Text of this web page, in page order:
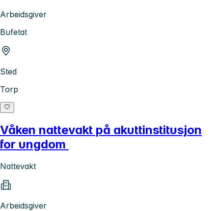
Arbeidsgiver
Bufetat
Sted
Torp
Våken nattevakt på akuttinstitusjon
for ungdom
Nattevakt
Arbeidsgiver